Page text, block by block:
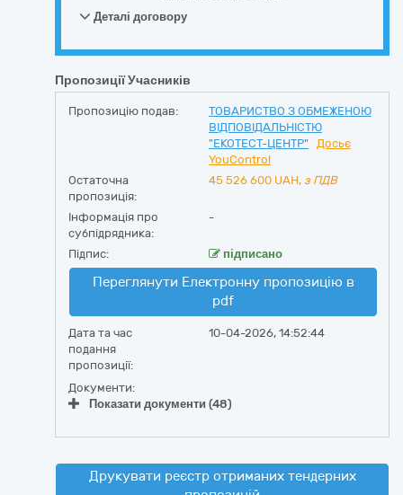
Деталі договору
Пропозиції Учасників
Пропозицію подав:
ТОВАРИСТВО З ОБМЕЖЕНОЮ
ВІДПОВІДАЛЬНІСТЮ
"ЕКОТЕСТ-ЦЕНТР"
Досьє
YouControl
Остаточна
пропозиція:
45 526 600 UAH, з ПДВ
Інформація про
субпідрядника:
-
Підпис: підписано
Переглянути Електронну пропозицію в
pdf
Дата та час
подання
пропозиції:
10-04-2026, 14:52:44
Документи:
Показати документи (48)
Друкувати реєстр отриманих тендерних